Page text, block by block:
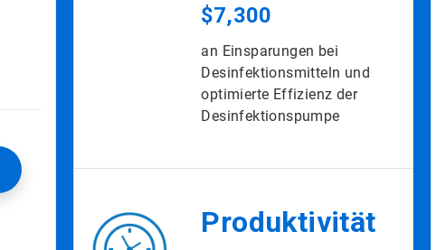
$7,300
an Einsparungen bei
Desinfektionsmitteln und
optimierte Effizienz der
Desinfektionspumpe
Produktivität